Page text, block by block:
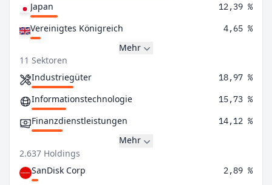
Japan 12,39 %
Vereinigtes Königreich 4,65 %
Mehr
11 Sektoren
Industriegüter
18,97 %
Informationstechnologie 15,73 %
Finanzdienstleistungen 14,12 %
Mehr
2.637 Holdings
SanDisk Corp
2,89 %